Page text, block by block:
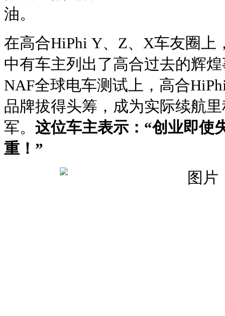
油。
在高合HiPhi Y、Z、X车友圈上
中有车主列出了高合过去的辉
NAF全球电车测试上，高合
品牌拔得头筹，成为实际续航
军。 这位车主表示：“创业即使
重！”